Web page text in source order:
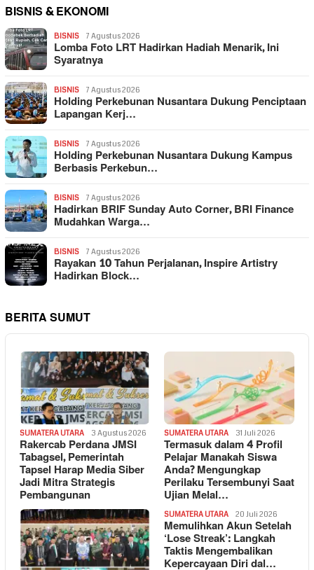
BISNIS & EKONOMI
BISNIS 7 Agustus 2026
Lomba Foto LRT Hadirkan Hadiah Menarik, Ini
Syaratnya
BISNIS 7 Agustus 2026
Holding Perkebunan Nusantara Dukung Penciptaan
Lapangan Kerj…
BISNIS 7 Agustus 2026
Holding Perkebunan Nusantara Dukung Kampus
Berbasis Perkebun…
BISNIS 7 Agustus 2026
Hadirkan BRIF Sunday Auto Corner, BRI Finance
Mudahkan Warga…
BISNIS 7 Agustus 2026
Rayakan 10 Tahun Perjalanan, Inspire Artistry
Hadirkan Block…
BERITA SUMUT
SUMATERA UTARA 3 Agustus 2026
Rakercab Perdana JMSI
Tabagsel, Pemerintah
Tapsel Harap Media Siber
Jadi Mitra Strategis
Pembangunan
SUMATERA UTARA 31 Juli 2026
Termasuk dalam 4 Profil
Pelajar Manakah Siswa
Anda? Mengungkap
Perilaku Tersembunyi Saat
Ujian Melal…
SUMATERA UTARA 20 Juli 2026
Memulihkan Akun Setelah
‘Lose Streak’: Langkah
Taktis Mengembalikan
Kepercayaan Diri dal…